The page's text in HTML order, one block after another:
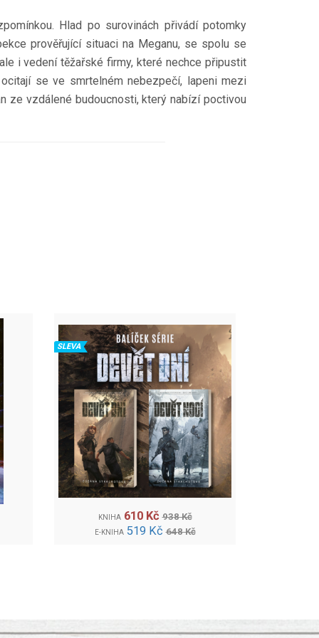
Hlad po surovinách přivádí potomky
prověřující situaci na Meganu, se spolu se
i vedení těžařské firmy, které nechce připustit
se ve smrtelném nebezpečí, lapeni mezi
ze vzdálené budoucnosti, který nabízí poctivou
SLEVA
KNIHA 610 Kč 938 Kč
E-KNIHA 519 Kč 648 Kč